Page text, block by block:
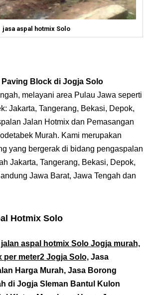
jasa aspal hotmix Solo
Paving Block di Jogja Solo
melayani area Pulau Jawa seperti
Jakarta, Tangerang, Bekasi, Depok,
Jalan Hotmix dan Pemasangan
Murah. Kami merupakan
yang bergerak di bidang pengaspalan
Jakarta, Tangerang, Bekasi, Depok,
Jawa Barat, Jawa Tengah dan
Hotmix Solo
aspal hotmix Solo Jogja murah,
per meter2 Jogja Solo, Jasa
Harga Murah, Jasa Borong
di Jogja Sleman Bantul Kulon